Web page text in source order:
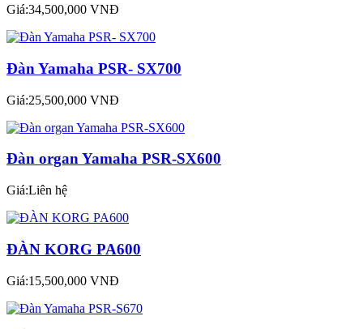
Giá:34,500,000 VNĐ
Đàn Yamaha PSR- SX700
Giá:25,500,000 VNĐ
Đàn organ Yamaha PSR-SX600
Giá:Liên hệ
ĐÀN KORG PA600
Giá:15,500,000 VNĐ